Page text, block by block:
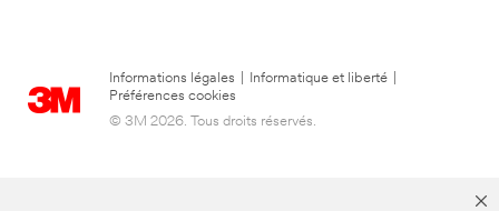
Informations légales Informatique et liberté
Préférences cookies
© 3M 2026. Tous droits réservés.